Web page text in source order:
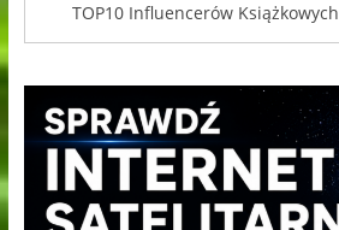
TOP10 Influencerów Książkowych